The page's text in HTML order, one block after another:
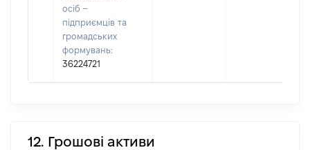
осіб –
підприємців та
громадських
формувань:
36224721
12. Грошові активи